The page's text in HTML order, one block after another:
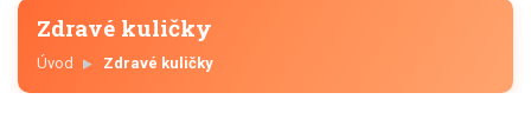
Zdravé kuličky
Úvod Zdravé kuličky